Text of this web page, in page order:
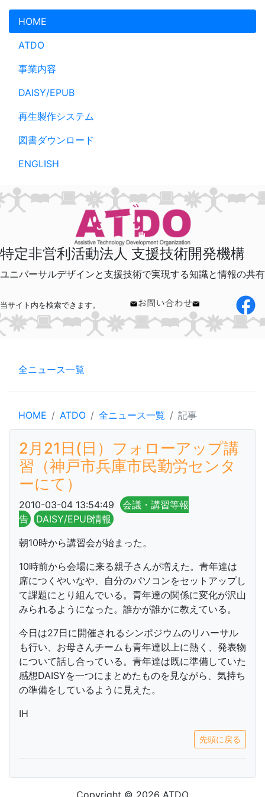
メインコンテンツへスキップ
HOME
ATDO
事業内容
DAISY/EPUB
再生製作システム
図書ダウンロード
ENGLISH
特定非営利活動法人 支援技術開発機構
ユニバーサルデザインと支援技術で実現する知識と情報の共有
当サイト内を検索できます。
全ニュース一覧
HOME ATDO 全ニュース一覧 記事
2月21日(日）フォローアップ講
習（神戸市兵庫市民勤労センタ
ーにて）
2010-03-04 13:54:49
会議・講習等報
告
DAISY/EPUB情報
朝10時から講習会が始まった。
10時前から会場に来る親子さんが増えた。青年達は
席につくやいなや、自分のパソコンをセットアップし
て課題にとり組んでいる。青年達の関係に変化が沢山
みられるようになった。誰かが誰かに教えている。
今日は27日に開催されるシンポジウムのリハーサル
も行い、お母さんチームも青年達以上に熱く、発表物
について話し合っている。青年達は既に準備していた
感想DAISYを一つにまとめたものを見ながら、気持ち
の準備をしているように見えた。
IH
先頭に戻る
Copyright © 2026 ATDO